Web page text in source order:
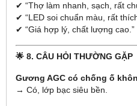
✔ “Thợ làm nhanh, sạch, rất
✔ “LED soi chuẩn màu, rất
✔ “Giá hợp lý, chất lượng cao.”
🌟 8. CÂU HỎI THƯỜNG GẶP
Gương AGC có chống ố
→ Có, lớp bạc siêu bền.